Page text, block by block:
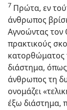
7 Πρώτα, εν
άνθρωπος
Αγνοώντας τον
πρακτικούς
κατορθώματος
διάστημα, όπως
άνθρωπος τη
ονομάζει
έξω διάστημα,